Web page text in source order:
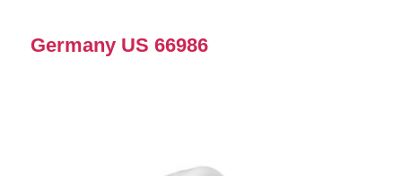
Germany US 66986